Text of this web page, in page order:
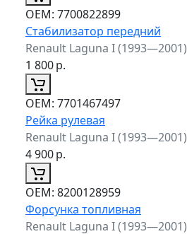
ОЕМ: 7700822899
Стабилизатор передний
Renault Laguna I (1993—2001)
1 800р.
ОЕМ: 7701467497
Рейка рулевая
Renault Laguna I (1993—2001)
4 900р.
ОЕМ: 8200128959
Форсунка топливная
Renault Laguna I (1993—2001)